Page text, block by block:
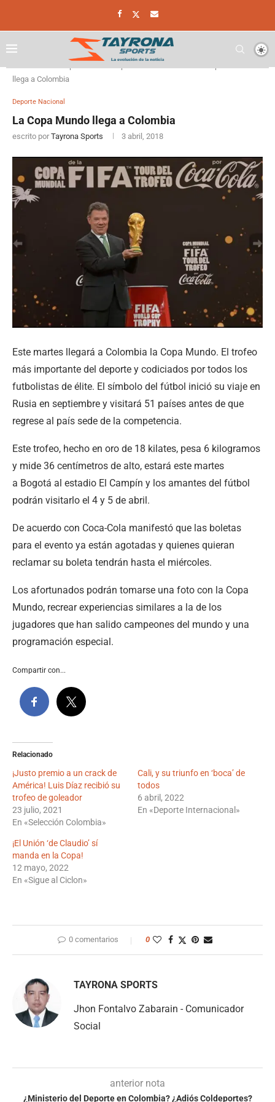
llega a Colombia
Deporte Nacional
La Copa Mundo llega a Colombia
escrito por Tayrona Sports 3 abril, 2018
Este martes llegará a Colombia la Copa Mundo. El trofeo
más importante del deporte y codiciados por todos los
futbolistas de élite. El símbolo del fútbol inició su viaje en
Rusia en septiembre y visitará 51 países antes de que
regrese al país sede de la competencia.
Este trofeo, hecho en oro de 18 kilates, pesa 6 kilogramos
y mide 36 centímetros de alto, estará este martes
a Bogotá al estadio El Campín y los amantes del fútbol
podrán visitarlo el 4 y 5 de abril.
De acuerdo con Coca-Cola manifestó que las boletas
para el evento ya están agotadas y quienes quieran
reclamar su boleta tendrán hasta el miércoles.
Los afortunados podrán tomarse una foto con la Copa
Mundo, recrear experiencias similares a la de los
jugadores que han salido campeones del mundo y una
programación especial.
Compartir con...
Relacionado
¡Justo premio a un crack de
América! Luis Díaz recibió su
trofeo de goleador
23 julio, 2021
En «Selección Colombia»
Cali, y su triunfo en ‘boca’ de
todos
6 abril, 2022
En «Deporte Internacional»
¡El Unión ‘de Claudio’ sí
manda en la Copa!
12 mayo, 2022
En «Sigue al Ciclon»
0 comentarios 0
TAYRONA SPORTS
Jhon Fontalvo Zabarain - Comunicador
Social
anterior nota
¿Ministerio del Deporte en Colombia? ¿Adiós Coldeportes?